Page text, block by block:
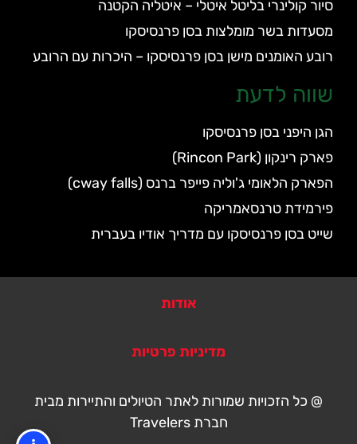
סיור קולינרי בליטל איטלי – איטליה הקטנה
מסעדות בשר מומלצות בסן פרנסיסקו
רובע האומנים מישן בסן פרנסיסקו – היכרות עם הרובע
שווה לדעת
הגן היפני בסן פרנסיסקו
פארק רינקון (Rincon Park)
הפארק הלאומי ג'וליה פייפר ברנס (cway falls)
פירמידת טרנסאמריקה
שייט בסן פרנסיסקו עם מדריך אודיו בעברית
אודות
מדיניות פרטיות
@ כל הזכויות שמורות לאתר הטיולים והתיירות מבית
חברת Travelers